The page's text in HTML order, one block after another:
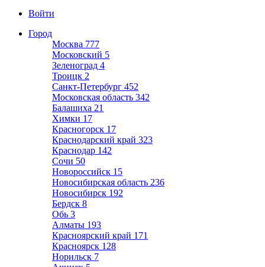
Войти
Город
Москва 777
Московский 5
Зеленоград 4
Троицк 2
Санкт-Петербург 452
Московская область 342
Балашиха 21
Химки 17
Красногорск 17
Краснодарский край 323
Краснодар 142
Сочи 50
Новороссийск 15
Новосибирская область 236
Новосибирск 192
Бердск 8
Обь 3
Алматы 193
Красноярский край 171
Красноярск 128
Норильск 7